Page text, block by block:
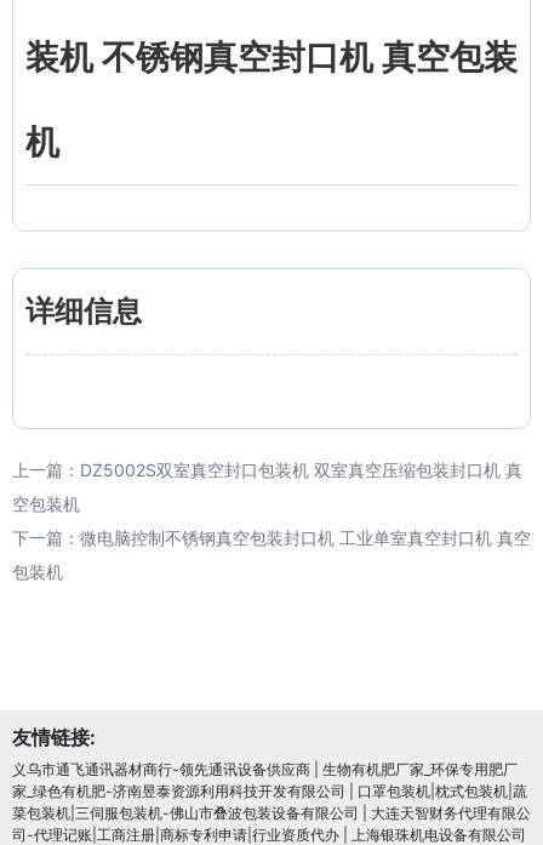
装机 不锈钢真空封口机 真空包装
机
详细信息
上一篇： DZ5002S双室真空封口包装机 双室真空压缩包装封口机 真
空包装机
下一篇： 微电脑控制不锈钢真空包装封口机 工业单室真空封口机 真空
包装机
友情链接:
义乌市通飞通讯器材商行-领先通讯设备供应商
生物有机肥厂家_环保专用肥厂
家_绿色有机肥-济南昱泰资源利用科技开发有限公司
口罩包装机|枕式包装机|蔬
菜包装机|三伺服包装机-佛山市叠波包装设备有限公司
大连天智财务代理有限公
司-代理记账|工商注册|商标专利申请|行业资质代办
上海银珠机电设备有限公司